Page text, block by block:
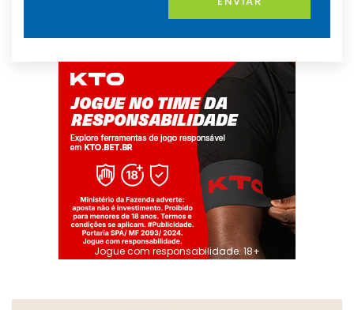
Jogue com responsabilidade. 18+